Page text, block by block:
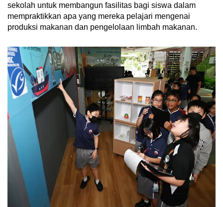
Word Search
Spot as many words as you can
Show Less
sekolah untuk membangun fasilitas bagi siswa dalam
mempraktikkan apa yang mereka pelajari mengenai
produksi makanan dan pengelolaan limbah makanan.